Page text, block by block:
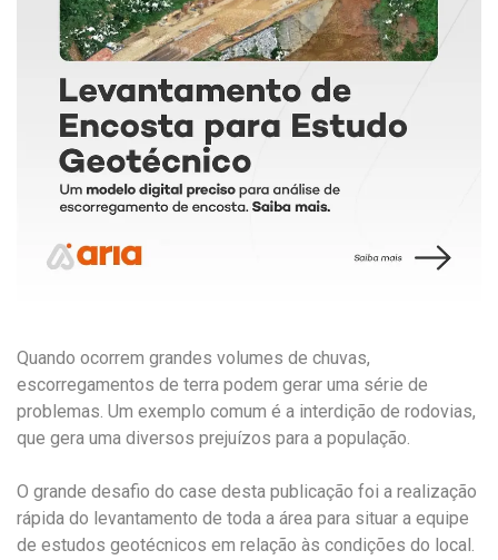
Quando ocorrem grandes volumes de chuvas,
escorregamentos de terra podem gerar uma série de
problemas. Um exemplo comum é a interdição de rodovias,
que gera uma diversos prejuízos para a população.
O grande desafio do case desta publicação foi a realização
rápida do levantamento de toda a área para situar a equipe
de estudos geotécnicos em relação às condições do local.